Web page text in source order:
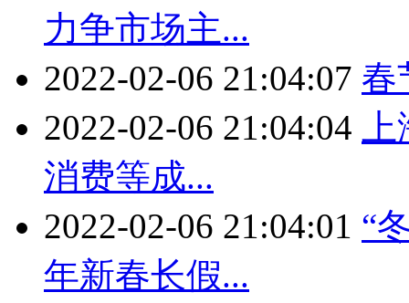
力争市场主...
2022-02-06 21:04:07 春
2022-02-06 21:04:04
消费等成...
2022-02-06 21:04:01 “
年新春长假...